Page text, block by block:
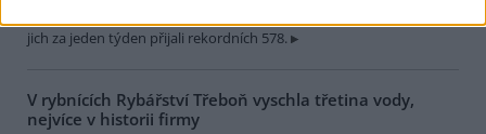
jich za jeden týden přijali rekordních 578.
V rybnících Rybářství Třeboň vyschla třetina vody,
nejvíce v historii firmy